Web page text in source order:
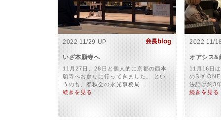
2022 11/29 UP
いざ本願寺へ
11月27日、28日と個人的に京都の西本
願寺へお参りに行ってきました。 とい
うのも、春秋会の永光事務局…
続きを見る
2022 11/
オアシス&
11月16日
のSIX
法話は約3
続きを見る